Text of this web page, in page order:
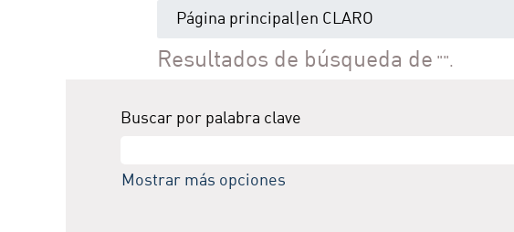
Página principal en CLARO
Resultados de búsqueda de "".
Buscar por palabra clave
Mostrar más opciones